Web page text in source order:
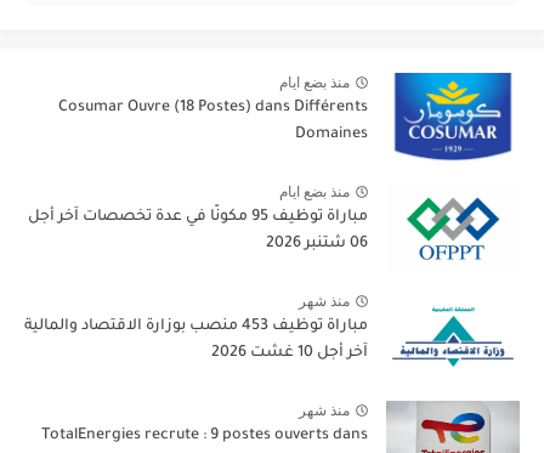
منذ بضع ايام
Cosumar Ouvre (18 Postes) dans Différents
Domaines
منذ بضع ايام
مباراة توظيف 95 مكونًا في عدة تخصصات آخر أجل
06 شتنبر 2026
منذ شهر
مباراة توظيف 453 منصب بوزارة الاقتصاد والمالية
آخر أجل 10 غشت 2026
منذ شهر
TotalEnergies recrute : 9 postes ouverts dans